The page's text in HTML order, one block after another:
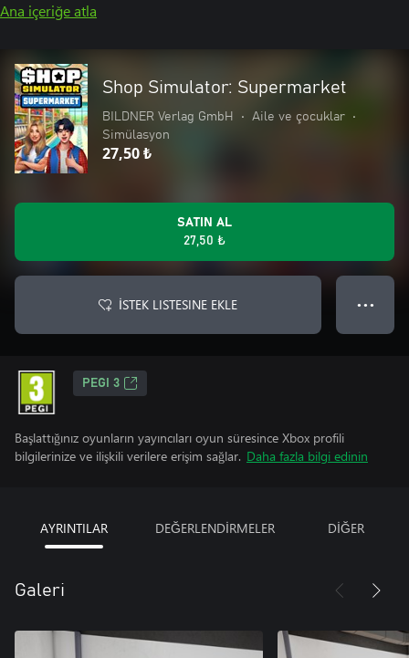
Ana içeriğe atla
Shop Simulator: Supermarket
BILDNER Verlag GmbH • Aile ve çocuklar
•
Simülasyon
27,50 ₺
SATIN AL
27,50 ₺
İSTEK LISTESINE EKLE ● ● ●
PEGI 3
Başlattığınız oyunların yayıncıları oyun süresince Xbox profili
bilgilerinize ve ilişkili verilere erişim sağlar. Daha fazla bilgi edinin
AYRINTILAR DEĞERLENDİRMELER DİĞER
Galeri